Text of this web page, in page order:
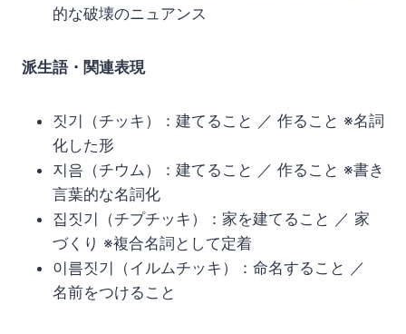
的な破壊のニュアンス
派生語・関連表現
짓기（チッキ）：建てること ／ 作ること ※名詞
化した形
지음（チウム）：建てること ／ 作ること ※書き
言葉的な名詞化
집짓기（チプチッキ）：家を建てること ／ 家
づくり ※複合名詞として定着
이름짓기（イルムチッキ）：命名すること ／
名前をつけること